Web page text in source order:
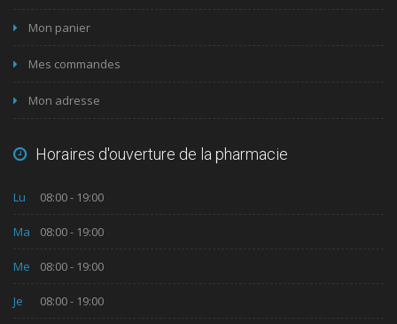
Mon panier
Mes commandes
Mon adresse
Horaires d'ouverture de la pharmacie
Lu 08:00 - 19:00
Ma 08:00 - 19:00
Me 08:00 - 19:00
Je 08:00 - 19:00